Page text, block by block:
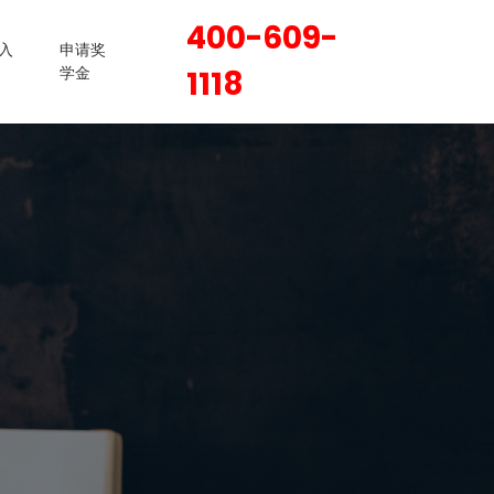
申请奖
学金
400-609-
1118